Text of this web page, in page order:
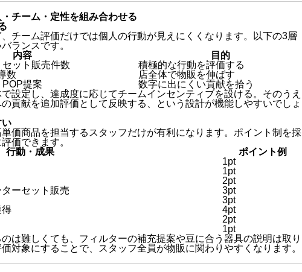
チーム・定性を組み合わせる
チーム評価だけでは個人の行動が見えにくくなります。以下の3層
ランスです。
内容
目的
ット販売件数
積極的な行動を評価する
数
店全体で物販を伸ばす
提案
数字に出にくい貢献を拾う
設定し、達成度に応じてチームインセンティブを設ける。そのうえ
貢献を追加評価として反映する、という設計が機能しやすいでしょ
い
価商品を担当するスタッフだけが有利になります。ポイント制を採
価できます。
行動・成果
ポイント例
1pt
1pt
2pt
ーセット販売
3pt
3pt
得
4pt
2pt
1pt
は難しくても、フィルターの補充提案や豆に合う器具の説明は取り
対象にすることで、スタッフ全員が物販に関わりやすくなります。